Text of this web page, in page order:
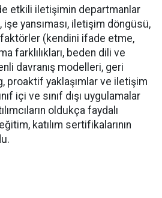
etkili iletişimin departmanlar
yansıması, iletişim döngüsü,
(kendini ifade etme,
farklılıkları, beden dili ve
davranış modelleri, geri
proaktif yaklaşımlar ve iletişim
içi ve sınıf dışı uygulamalar
oldukça faydalı
katılım sertifikalarının